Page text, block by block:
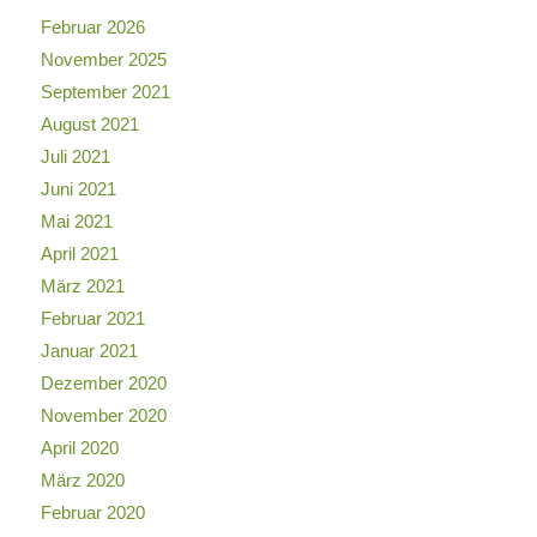
Februar 2026
November 2025
September 2021
August 2021
Juli 2021
Juni 2021
Mai 2021
April 2021
März 2021
Februar 2021
Januar 2021
Dezember 2020
November 2020
April 2020
März 2020
Februar 2020